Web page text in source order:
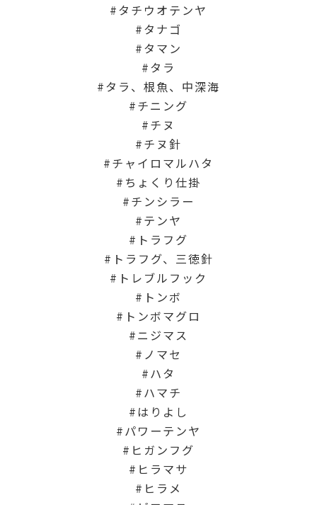
タチウオテンヤ
タナゴ
タマン
タラ
タラ、根魚、中深海
チニング
チヌ
チヌ針
チャイロマルハタ
ちょくり仕掛
チンシラー
テンヤ
トラフグ
トラフグ、三徳針
トレブルフック
トンボ
トンボマグロ
ニジマス
ノマセ
ハタ
ハマチ
はりよし
パワーテンヤ
ヒガンフグ
ヒラマサ
ヒラメ